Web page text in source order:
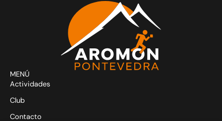
MENÚ
Actividades
Club
Contacto